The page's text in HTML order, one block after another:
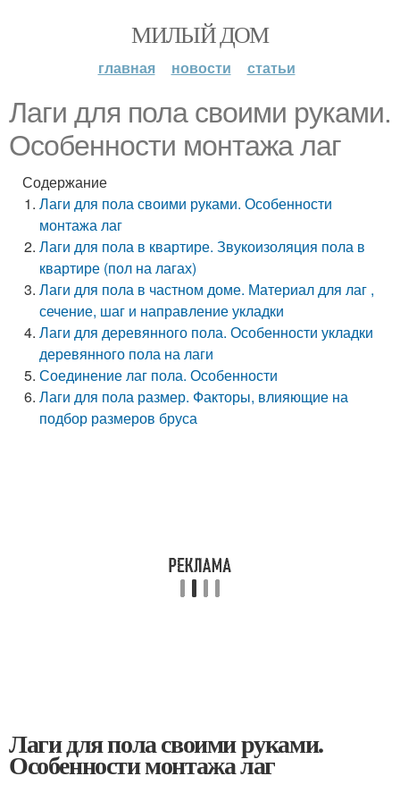
МИЛЫЙ ДОМ
главная новости статьи
Лаги для пола своими руками.
Особенности монтажа лаг
Содержание
Лаги для пола своими руками. Особенности
монтажа лаг
Лаги для пола в квартире. Звукоизоляция пола в
квартире (пол на лагах)
Лаги для пола в частном доме. Материал для лаг ,
сечение, шаг и направление укладки
Лаги для деревянного пола. Особенности укладки
деревянного пола на лаги
Соединение лаг пола. Особенности
Лаги для пола размер. Факторы, влияющие на
подбор размеров бруса
Лаги для пола своими руками.
Особенности монтажа лаг